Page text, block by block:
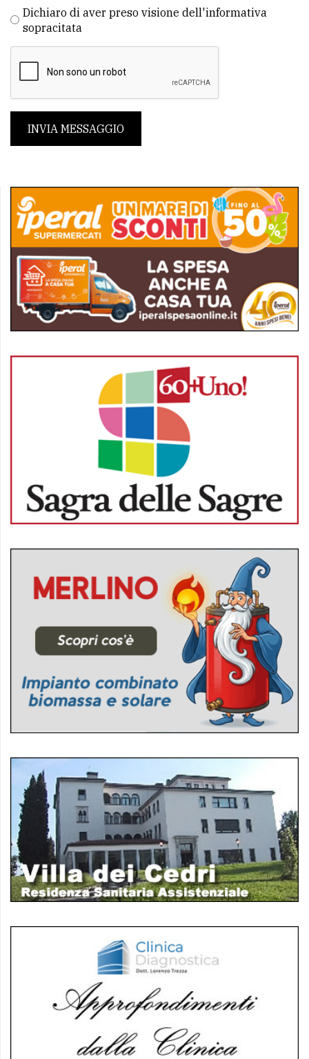
Dichiaro di aver preso visione dell'informativa
sopracitata
INVIA MESSAGGIO